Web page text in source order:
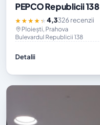
PEPCO Republicii 138
★★★★★4,3326 recenzii
Ploiești, Prahova
Bulevardul Republicii 138
Detalii